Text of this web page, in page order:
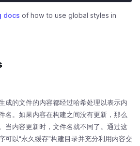
docs of how to use global styles in
成的文件的内容都经过哈希处理以表示内
名。如果内容在构建之间没有更新，那么
当内容更新时，文件名就不同了。通过这
可以“永久缓存”构建目录并充分利用内容交